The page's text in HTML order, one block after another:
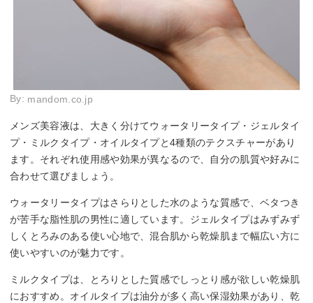
By: mandom.co.jp
メンズ美容液は、大きく分けてウォータリータイプ・ジェルタイ
プ・ミルクタイプ・オイルタイプと4種類のテクスチャーがあり
ます。それぞれ使用感や効果が異なるので、自分の肌質や好みに
合わせて選びましょう。
ウォータリータイプはさらりとした水のような質感で、ベタつき
が苦手な脂性肌の男性に適しています。ジェルタイプはみずみず
しくとろみのある使い心地で、混合肌から乾燥肌まで幅広い方に
使いやすいのが魅力です。
ミルクタイプは、とろりとした質感でしっとり感が欲しい乾燥肌
におすすめ。オイルタイプは油分が多く高い保湿効果があり、乾